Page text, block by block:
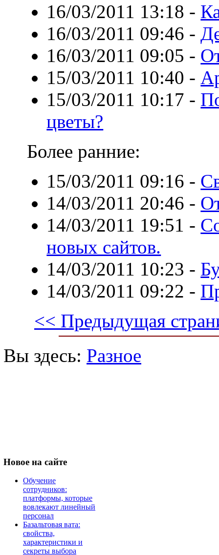
16/03/2011 13:18 -
16/03/2011 09:46 -
16/03/2011 09:05 -
15/03/2011 10:40 -
15/03/2011 10:17 -
цветы?
Более ранние:
15/03/2011 09:16 -
14/03/2011 20:46 -
14/03/2011 19:51 -
новых сайтов.
14/03/2011 10:23 -
14/03/2011 09:22 -
<< Предыдущая
Вы здесь: Разное
Новое на сайте
Обучение
сотрудников:
платформы, которые
вовлекают линейный
персонал
Базальтовая вата:
свойства,
характеристики и
секреты выбора